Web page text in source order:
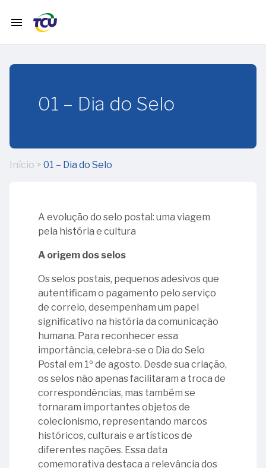
menu
História
calendar_monthJaneiro
–
65
da
do
TCU
em
Brasília
17
–
Aniversário
de
instalação
do
Tribunal
de
Fevereiro
-
anos
da
aprovação
do
Primeiro
Regimento
Interno
(1896)
13
-
Ministro
Arnaldo
Março
01
-
Aniversário
de
falecimento
de
Ruy
Barbosa
11
-
Erário
Régio
Abril
09
-
Dia
Nacional
da
Biblioteca
21
-
Dia
Maio
01
-
Dia
da
Literatura
Brasileira
Junho
06
-
Primeira
mulher
Julho
05
Agosto
01 – Dia do Selo
Início > 01 – Dia do Selo
A evolução do selo postal: uma viagem
pela história e cultura
A origem dos selos
Os selos postais, pequenos adesivos que
autentificam o pagamento pelo serviço
de correio, desempenham um papel
significativo na história da comunicação
humana. Para reconhecer essa
importância, celebra-se o Dia do Selo
Postal em 1º de agosto. Desde sua criação,
os selos não apenas facilitaram a troca de
correspondências, mas também se
tornaram importantes objetos de
colecionismo, representando marcos
históricos, culturais e artísticos de
diferentes nações. Essa data
comemorativa destaca a relevância dos